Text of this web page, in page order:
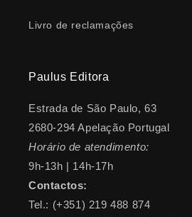
Livro de reclamações
Paulus Editora
Estrada de São Paulo, 63
2680-294 Apelação Portugal
Horário de atendimento:
9h-13h | 14h-17h
Contactos:
Tel.: (+351) 219 488 874